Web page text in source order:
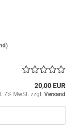
20,00 EUR
7% MwSt. zzgl. Versand